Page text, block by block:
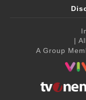
|
A Group